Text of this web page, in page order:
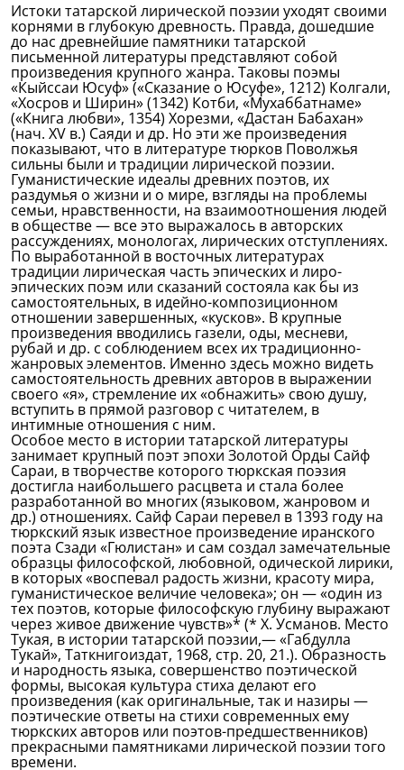
Истоки татарской лирической поэзии уходят своими
корнями в глубокую древность. Правда, дошедшие
до нас древнейшие памятники татарской
письменной литературы представляют собой
произведения крупного жанра. Таковы поэмы
«Кыйссаи Юсуф» («Сказание о Юсуфе», 1212) Колгали,
«Хосров и Ширин» (1342) Котби, «Мухаббатнаме»
(«Книга любви», 1354) Хорезми, «Дастан Бабахан»
(нач. XV в.) Саяди и др. Но эти же произведения
показывают, что в литературе тюрков Поволжья
сильны были и традиции лирической поэзии.
Гуманистические идеалы древних поэтов, их
раздумья о жизни и о мире, взгляды на проблемы
семьи, нравственности, на взаимоотношения людей
в обществе — все это выражалось в авторских
рассуждениях, монологах, лирических отступлениях.
По выработанной в восточных литературах
традиции лирическая часть эпических и лиро-
эпических поэм или сказаний состояла как бы из
самостоятельных, в идейно-композиционном
отношении завершенных, «кусков». В крупные
произведения вводились газели, оды, месневи,
рубай и др. с соблюдением всех их традиционно-
жанровых элементов. Именно здесь можно видеть
самостоятельность древних авторов в выражении
своего «я», стремление их «обнажить» свою душу,
вступить в прямой разговор с читателем, в
интимные отношения с ним.
Особое место в истории татарской литературы
занимает крупный поэт эпохи Золотой Орды Сайф
Сараи, в творчестве которого тюркская поэзия
достигла наибольшего расцвета и стала более
разработанной во многих (языковом, жанровом и
др.) отношениях. Сайф Сараи перевел в 1393 году на
тюркский язык известное произведение иранского
поэта Сзади «Гюлистан» и сам создал замечательные
образцы философской, любовной, одической лирики,
в которых «воспевал радость жизни, красоту мира,
гуманистическое величие человека»; он — «один из
тех поэтов, которые философскую глубину выражают
через живое движение чувств»* (* X. Усманов. Место
Тукая, в истории татарской поэзии,— «Габдулла
Тукай», Таткнигоиздат, 1968, стр. 20, 21.). Образность
и народность языка, совершенство поэтической
формы, высокая культура стиха делают его
произведения (как оригинальные, так и назиры —
поэтические ответы на стихи современных ему
тюркских авторов или поэтов-предшественников)
прекрасными памятниками лирической поэзии того
времени.